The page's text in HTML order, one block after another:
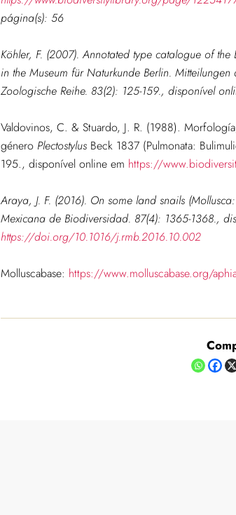
página(s): 56
Köhler, F. (2007). Annotated type catalogue of
in the Museum für Naturkunde Berlin. Mitteilungen
Zoologische Reihe. 83(2): 125-159., disponível
Valdovinos, C. & Stuardo, J. R. (1988).
género PlectostylusBeck 1837 (Pulmonata:
195., disponível online em https://
Araya, J. F. (2016). On some land snails
Mexicana de Biodiversidad. 87(4): 1365-1368.,
https://doi.org/10.1016/j.rmb.2016.10.002
Molluscabase: https://www.molluscabase.org/